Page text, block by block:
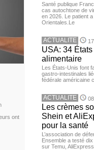
ont
Santé publique
cas autochtone de
en 2026. Le patient
Orientales.Le
ACTUALITE
USA: 34
alimentaire
Les États-Unis font
gastro-intestinales
fédérale américaine
ACTUALITE
Les crèmes
Shein et
pour la santé
L’association de
Ensemble a testé
sur Temu,